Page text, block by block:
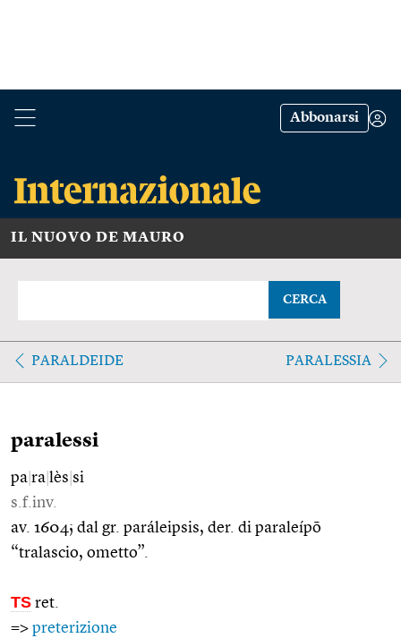
Abbonarsi
IL NUOVO DE MAURO
CERCA
PARALDEIDE PARALESSIA
paralessi
pa ra lès si
s.f.inv.
av. 1604; dal gr. paráleipsis, der. di paraleípō
“tralascio, ometto”.
TS ret.
=> preterizione